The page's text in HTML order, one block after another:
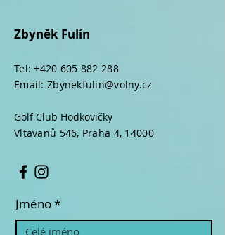
Zbyněk Fulín
Tel:+420 605 882 288
Email: Zbynekfulin@volny.cz
Golf Club Hodkovičky
Vltavanů 546, Praha 4, 14000​​
Jméno